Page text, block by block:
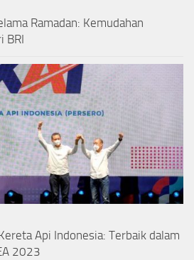
Ramadan: Kemudahan
BRI
Api Indonesia: Terbaik dalam
2023